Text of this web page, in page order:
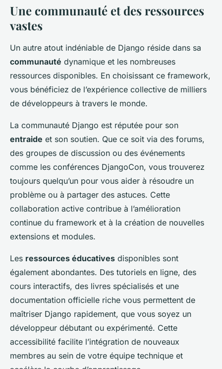
Une communauté et des ressources
vastes
Un autre atout indéniable de Django réside dans sa
communauté dynamique et les nombreuses
ressources disponibles. En choisissant ce framework,
vous bénéficiez de l’expérience collective de milliers
de développeurs à travers le monde.
La communauté Django est réputée pour son
entraide et son soutien. Que ce soit via des forums,
des groupes de discussion ou des événements
comme les conférences DjangoCon, vous trouverez
toujours quelqu’un pour vous aider à résoudre un
problème ou à partager des astuces. Cette
collaboration active contribue à l’amélioration
continue du framework et à la création de nouvelles
extensions et modules.
Les ressources éducatives disponibles sont
également abondantes. Des tutoriels en ligne, des
cours interactifs, des livres spécialisés et une
documentation officielle riche vous permettent de
maîtriser Django rapidement, que vous soyez un
développeur débutant ou expérimenté. Cette
accessibilité facilite l’intégration de nouveaux
membres au sein de votre équipe technique et